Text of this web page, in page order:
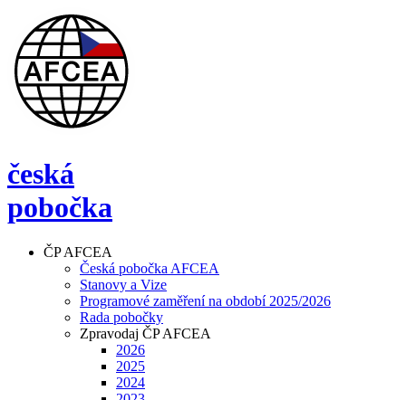
česká
pobočka
ČP AFCEA
Česká pobočka AFCEA
Stanovy a Vize
Programové zaměření na období 2025/2026
Rada pobočky
Zpravodaj ČP AFCEA
2026
2025
2024